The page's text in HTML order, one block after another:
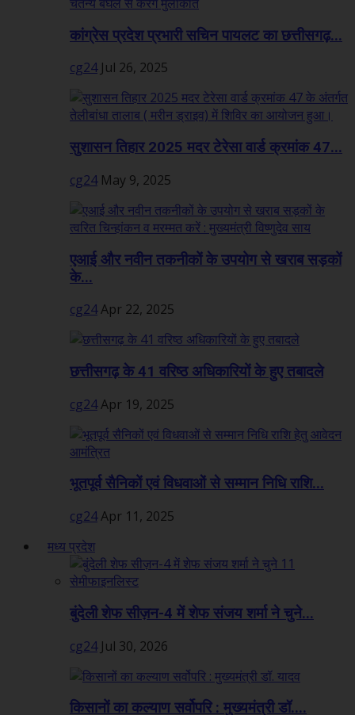
कांग्रेस प्रदेश प्रभारी सचिन पायलट का छत्तीसगढ़...
cg24 Jul 26, 2025
सुशासन तिहार 2025 मदर टेरेसा वार्ड क्रमांक 47...
cg24 May 9, 2025
एआई और नवीन तकनीकों के उपयोग से खराब सड़कों
के...
cg24Apr 22, 2025
छत्तीसगढ़ के 41 वरिष्ठ अधिकारियों के हुए तबादले
cg24Apr 19, 2025
भूतपूर्व सैनिकों एवं विधवाओं से सम्मान निधि राशि...
cg24Apr 11, 2025
मध्य प्रदेश
बुंदेली शेफ सीज़न-4 में शेफ संजय शर्मा ने चुने...
cg24 Jul 30, 2026
किसानों का कल्याण सर्वोपरि : मुख्यमंत्री डॉ....